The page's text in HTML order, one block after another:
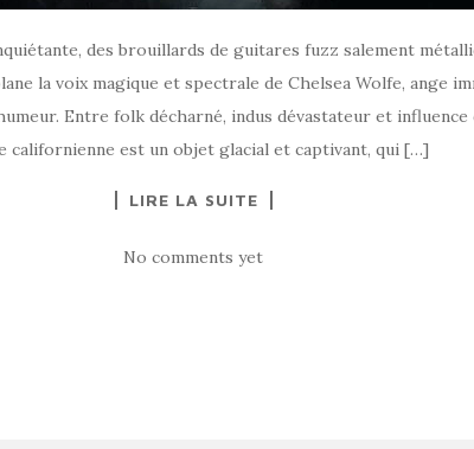
des brouillards de guitares fuzz salement
la voix magique et spectrale de Chelsea Wolfe, ange
Entre folk décharné, indus dévastateur et influence
californienne est un objet glacial et captivant, qui […]
LIRE LA SUITE
No comments yet